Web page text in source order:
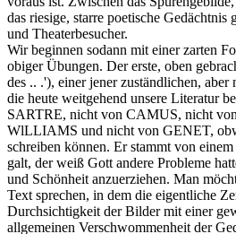
das riesige, starre poetische Gedächtnis
und Theaterbesucher.
Wir beginnen sodann mit einer zarten
obiger Übungen. Der erste, oben
des .. .'), einer jener zuständlichen, aber
die heute weitgehend unsere Literatur
SARTRE, nicht von CAMUS, nicht
WlLLIAMS und nicht von GENET,
schreiben können. Er stammt von
galt, der weiß Gott andere Probleme
und Schönheit anzuerziehen. Man
Text sprechen, in dem die eigentliche
Durchsichtigkeit der Bilder mit einer
allgemeinen Verschwommenheit der